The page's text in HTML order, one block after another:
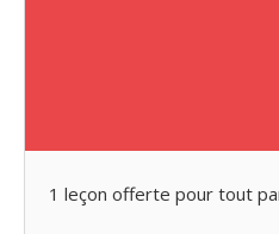
1 leçon offerte pour tout